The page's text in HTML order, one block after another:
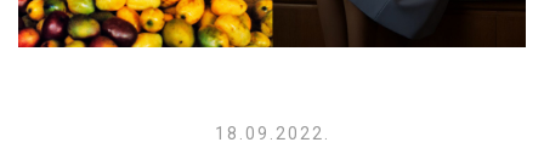
18.09.2022.